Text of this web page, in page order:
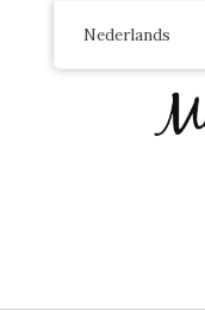
Nederlands